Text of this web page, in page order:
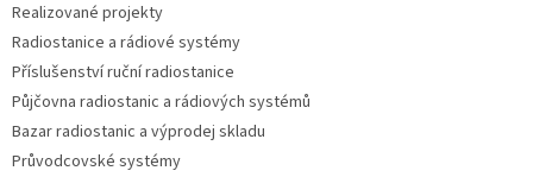
Realizované projekty
Radiostanice a rádiové systémy
Příslušenství ruční radiostanice
Půjčovna radiostanic a rádiových systémů
Bazar radiostanic a výprodej skladu
Průvodcovské systémy